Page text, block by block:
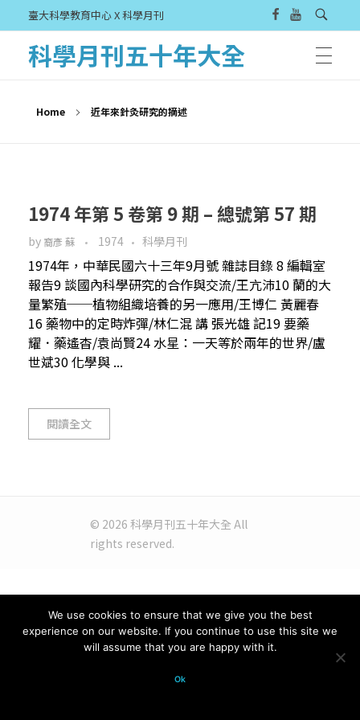
臺大科學教育中心 X 科學月刊
科學月刊五十年大全
Home 近年來針灸研究的摘述
1974 年第 5 卷第 9 期 – 總號第 57 期
by 裔彥 蘇 1974 科學月刊
1974年，中華民國六十三年9月號 雜誌目錄 8 編輯室
報告9 談國內科學研究的合作與交流/王亢沛10 蘭的大
量繁殖──植物組織培養的另一應用/王博仁 黃麗春
16 藥物中的定時炸彈/林仁混 講 張光雄 記19 要藥
耀．藥遙杳/袁尚賢24 水星：一天等於兩年的世界/盧
世斌30 化學與 ...
閱讀全文
© 2026 科學月刊五十年大全 All
rights reserved.
We use cookies to ensure that we give you the best
experience on our website. If you continue to use this site we
will assume that you are happy with it.
Ok